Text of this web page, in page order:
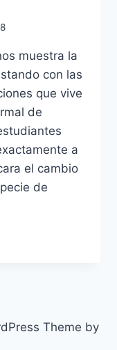
muestra la
con las
que vive
de
a
el cambio
de
Theme by